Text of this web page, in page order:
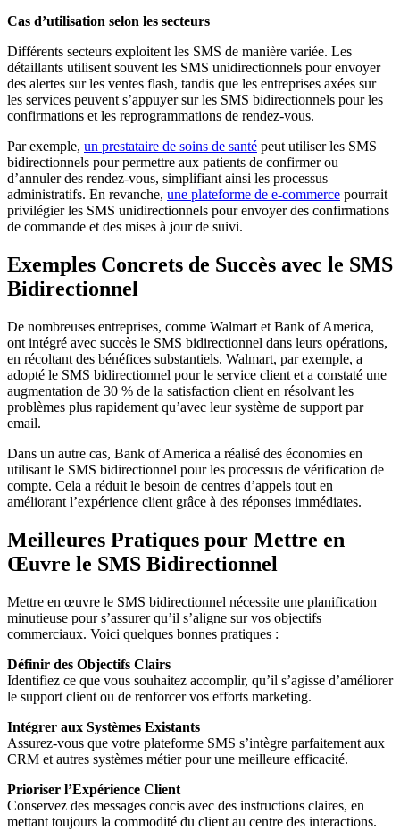
Cas d’utilisation selon les secteurs
Différents secteurs exploitent les SMS de manière variée. Les
détaillants utilisent souvent les SMS unidirectionnels pour envoyer
des alertes sur les ventes flash, tandis que les entreprises axées sur
les services peuvent s’appuyer sur les SMS bidirectionnels pour les
confirmations et les reprogrammations de rendez-vous.
Par exemple, un prestataire de soins de santé peut utiliser les SMS
bidirectionnels pour permettre aux patients de confirmer ou
d’annuler des rendez-vous, simplifiant ainsi les processus
administratifs. En revanche, une plateforme de e-commerce pourrait
privilégier les SMS unidirectionnels pour envoyer des confirmations
de commande et des mises à jour de suivi.
Exemples Concrets de Succès avec le SMS
Bidirectionnel
De nombreuses entreprises, comme Walmart et Bank of America,
ont intégré avec succès le SMS bidirectionnel dans leurs opérations,
en récoltant des bénéfices substantiels. Walmart, par exemple, a
adopté le SMS bidirectionnel pour le service client et a constaté une
augmentation de 30 % de la satisfaction client en résolvant les
problèmes plus rapidement qu’avec leur système de support par
email.
Dans un autre cas, Bank of America a réalisé des économies en
utilisant le SMS bidirectionnel pour les processus de vérification de
compte. Cela a réduit le besoin de centres d’appels tout en
améliorant l’expérience client grâce à des réponses immédiates.
Meilleures Pratiques pour Mettre en
Œuvre le SMS Bidirectionnel
Mettre en œuvre le SMS bidirectionnel nécessite une planification
minutieuse pour s’assurer qu’il s’aligne sur vos objectifs
commerciaux. Voici quelques bonnes pratiques :
Définir des Objectifs Clairs
Identifiez ce que vous souhaitez accomplir, qu’il s’agisse d’améliorer
le support client ou de renforcer vos efforts marketing.
Intégrer aux Systèmes Existants
Assurez-vous que votre plateforme SMS s’intègre parfaitement aux
CRM et autres systèmes métier pour une meilleure efficacité.
Prioriser l’Expérience Client
Conservez des messages concis avec des instructions claires, en
mettant toujours la commodité du client au centre des interactions.